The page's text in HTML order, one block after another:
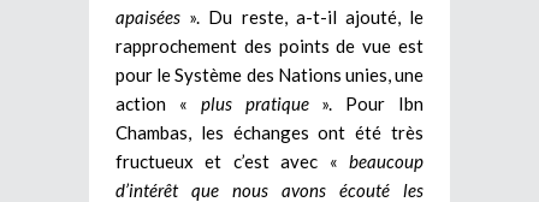
apaisées ». Du reste, a-t-il ajouté, le
rapprochement des points de vue est
pour le Système des Nations unies, une
action « plus pratique». Pour Ibn
Chambas, les échanges ont été très
fructueux et c’est avec « beaucoup
d’intérêt que nous avons écouté les